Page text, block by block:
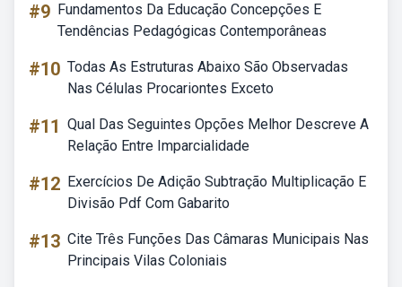
#9 Fundamentos Da Educação Concepções E
Tendências Pedagógicas Contemporâneas
#10 Todas As Estruturas Abaixo São Observadas
Nas Células Procariontes Exceto
#11 Qual Das Seguintes Opções Melhor Descreve A
Relação Entre Imparcialidade
#12 Exercícios De Adição Subtração Multiplicação E
Divisão Pdf Com Gabarito
#13 Cite Três Funções Das Câmaras Municipais Nas
Principais Vilas Coloniais